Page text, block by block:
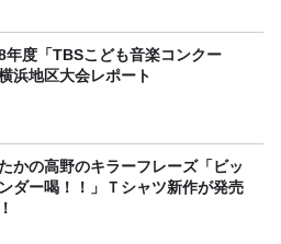
年度「TBSこども音楽コンクー
浜地区大会レポート
かの高野のキラーフレーズ「ビッ
ダー喝！！」Ｔシャツ新作が発売